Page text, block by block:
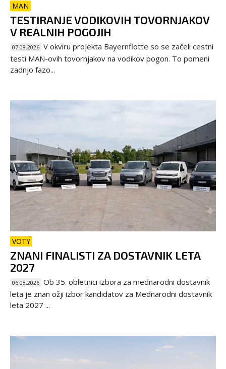
MAN
TESTIRANJE VODIKOVIH TOVORNJAKOV
V REALNIH POGOJIH
07.08.2026 V okviru projekta Bayernflotte so se začeli cestni
testi MAN-ovih tovornjakov na vodikov pogon. To pomeni
zadnjo fazo...
VOTY
ZNANI FINALISTI ZA DOSTAVNIK LETA
2027
06.08.2026 Ob 35. obletnici izbora za mednarodni dostavnik
leta je znan ožji izbor kandidatov za Mednarodni dostavnik
leta 2027 ...